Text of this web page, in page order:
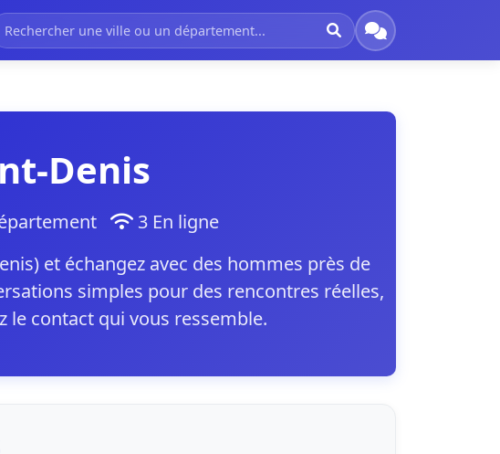
Denis
3 En ligne
et échangez avec des hommes près de
simples pour des rencontres réelles,
le contact qui vous ressemble.